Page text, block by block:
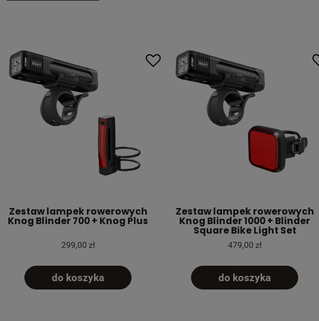
Zestaw lampek rowerowych
Knog Blinder 700 + Knog Plus
299,00 zł
do koszyka
Zestaw lampek rowerowych
Knog Blinder 1000 + Blinder
Square Bike Light Set
479,00 zł
do koszyka